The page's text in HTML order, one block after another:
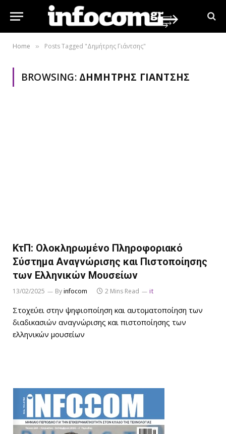
Home » Posts Tagged "Δημήτρης Γιάντσης"
BROWSING: ΔΗΜΉΤΡΗΣ ΓΙΆΝΤΣΗΣ
ΚτΠ: Ολοκληρωμένο Πληροφοριακό
Σύστημα Αναγνώρισης και Πιστοποίησης
των Ελληνικών Μουσείων
13/02/2025 Byinfocom 2 Mins Read it
Στοχεύει στην ψηφιοποίηση και αυτοματοποίηση των
διαδικασιών αναγνώρισης και πιστοποίησης των
ελληνικών μουσείων